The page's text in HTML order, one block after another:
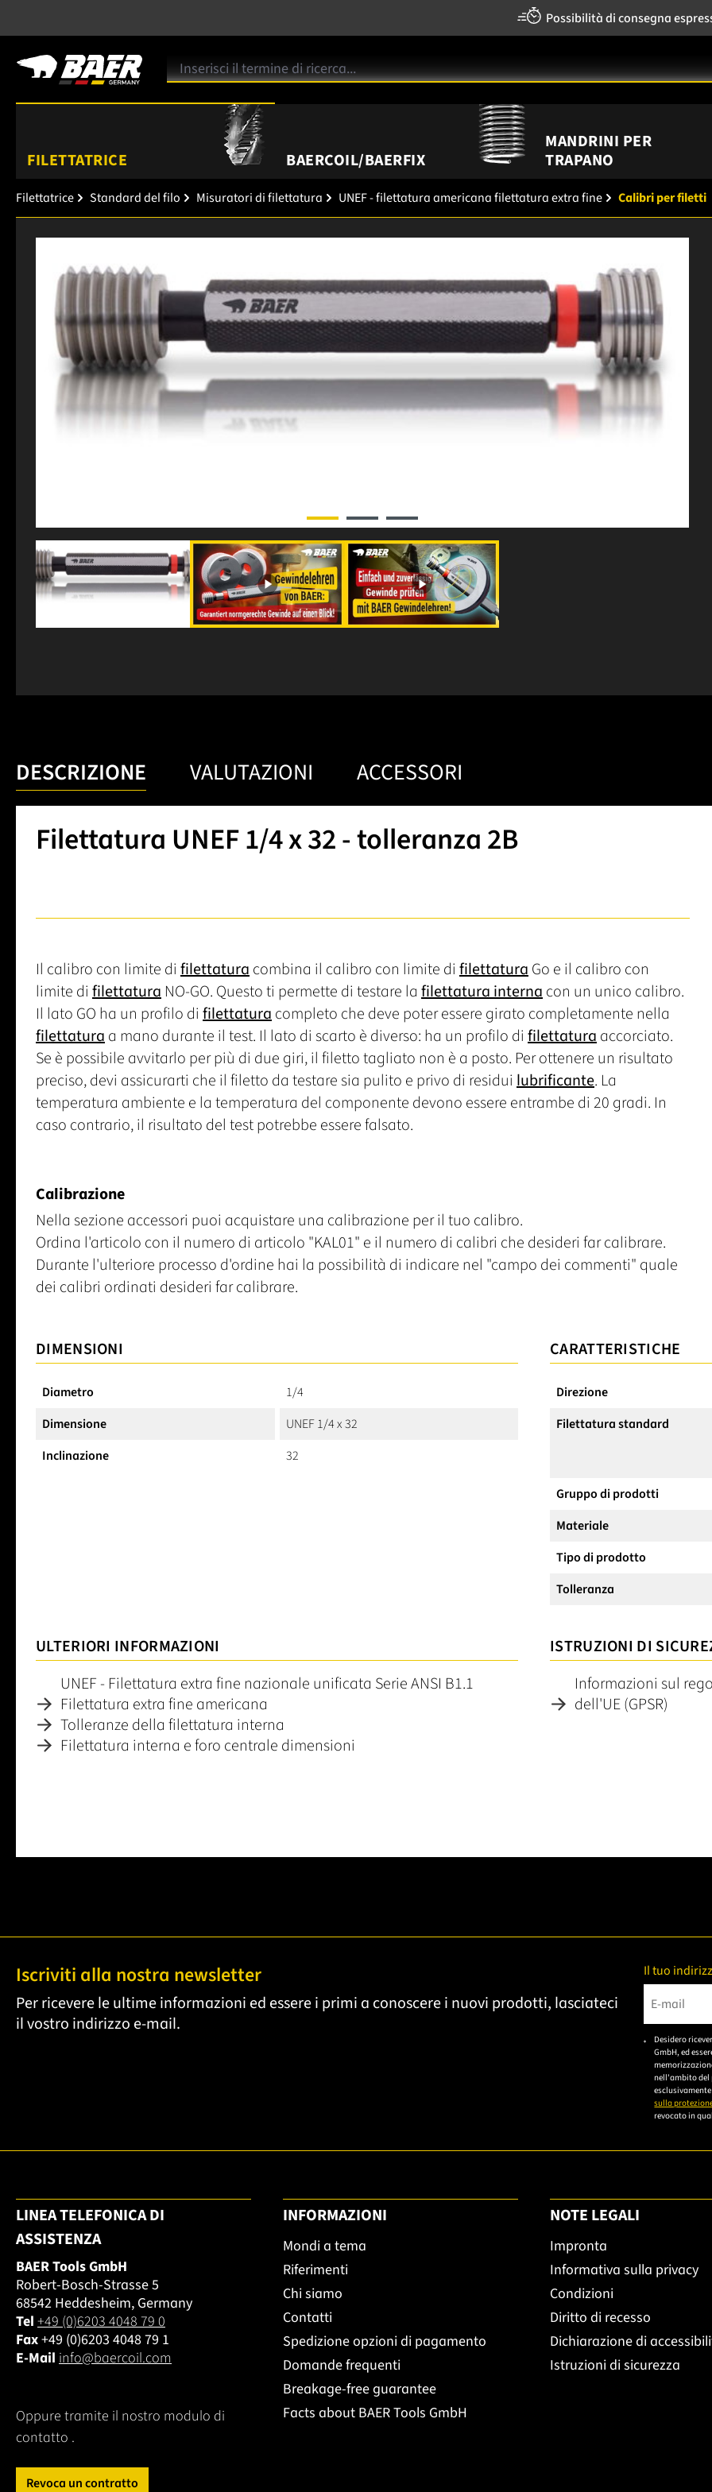
Possibilità di consegna
FILETTATRICE BAERCOIL/BAERFIX
MANDRINI PER
TRAPANO
Filettatrice Standard del filo Misuratori di filettatura UNEF - filettatura americana filettatura extra fine Calibri per filetti
DESCRIZIONE VALUTAZIONI ACCESSORI
Filettatura UNEF 1/4 x 32 - tolleranza 2B
Il calibro con limite di filettaturacombina il calibro con limite di filettaturaGo e il calibro con
limite di filettatura NO-GO. Questo ti permette di testare la filettatura internacon un unico calibro.
Il lato GO ha un profilo di filettaturacompleto che deve poter essere girato completamente nella
filettaturaa mano durante il test. Il lato di scarto è diverso: ha un profilo di filettaturaaccorciato.
Se è possibile avvitarlo per più di due giri, il filetto tagliato non è a posto. Per ottenere un risultato
preciso, devi assicurarti che il filetto da testare sia pulito e privo di residui lubrificante. La
temperatura ambiente e la temperatura del componente devono essere entrambe di 20 gradi. In
caso contrario, il risultato del test potrebbe essere falsato.
Calibrazione
Nella sezione accessori puoi acquistare una calibrazione per il tuo calibro.
Ordina l'articolo con il numero di articolo "KAL01" e il numero di calibri che desideri far calibrare.
Durante l'ulteriore processo d'ordine hai la possibilità di indicare nel "campo dei commenti" quale
dei calibri ordinati desideri far calibrare.
DIMENSIONI
Diametro
1/4
Dimensione
UNEF 1/4 x 32
Inclinazione
32
CARATTERISTICHE
Direzione
Filettatura standard
Gruppo di prodotti
Materiale
Tipo di prodotto
Tolleranza
ULTERIORI INFORMAZIONI
UNEF - Filettatura extra fine nazionale unificata Serie ANSI B1.1
Filettatura extra fine americana
Tolleranze della filettatura interna
Filettatura interna e foro centrale dimensioni
ISTRUZIONI DI
Informazioni sul
dell'UE (GPSR)
Iscriviti alla nostra newsletter
Per ricevere le ultime informazioni ed essere i primi a conoscere i nuovi prodotti, lasciateci
il vostro indirizzo e-mail.
Il tuo
Bitte
Desidero
GmbH, ed
nell'ambito del
sulla
revocato in
LINEA TELEFONICA DI
ASSISTENZA
BAER Tools GmbH
Robert-Bosch-Strasse 5
68542 Heddesheim, Germany
Tel +49 (0)6203 4048 79 0
Fax+49 (0)6203 4048 79 1
E-Mail info@baercoil.com
Oppure tramite il nostro modulo di
contatto .
Revoca un contratto
INFORMAZIONI
Mondi a tema
Riferimenti
Chi siamo
Contatti
Spedizione opzioni di pagamento
Domande frequenti
Breakage-free guarantee
Facts about BAER Tools GmbH
NOTE LEGALI
Impronta
Informativa sulla privacy
Condizioni
Diritto di recesso
Dichiarazione di
Istruzioni di sicurezza